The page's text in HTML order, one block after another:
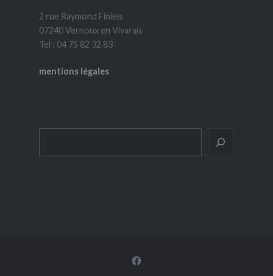
2 rue Raymond Finiels
07240 Vernoux en Vivarais
Tel : 04 75 82 32 83
mentions légales
Facebook